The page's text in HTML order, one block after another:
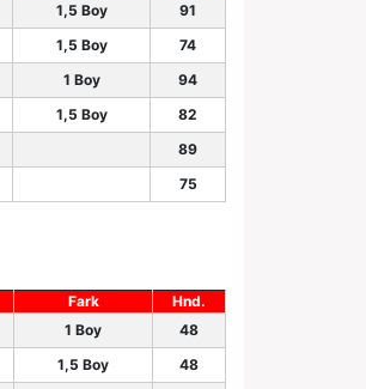
1,5 Boy
91
1,5 Boy
74
1 Boy
94
1,5 Boy
82
89
75
Fark
Hnd.
1 Boy
48
1,5 Boy
48